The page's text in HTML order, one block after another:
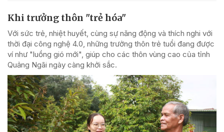
Khi trưởng thôn "trẻ hóa"
Với sức trẻ, nhiệt huyết, cùng sự năng động và thích nghi với
thời đại công nghệ 4.0, những trưởng thôn trẻ tuổi đang được
ví như "luồng gió mới", giúp cho các thôn vùng cao của tỉnh
Quảng Ngãi ngày càng khởi sắc.